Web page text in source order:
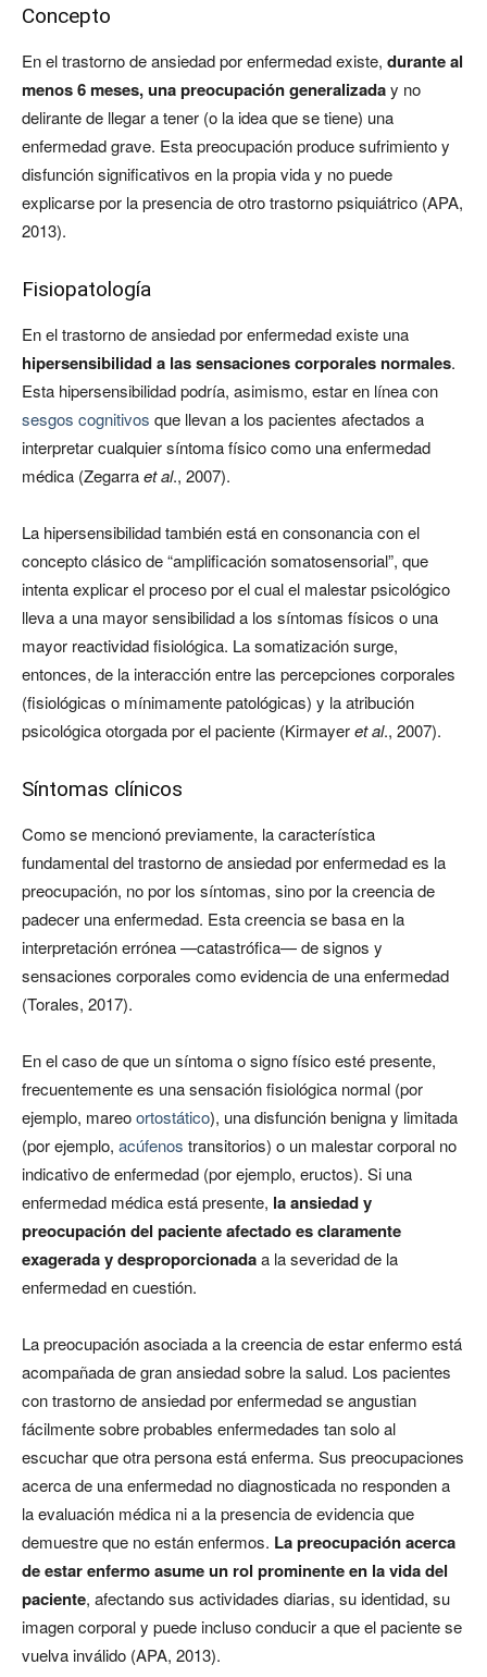
Concepto
En el trastorno de ansiedad por enfermedad existe, durante al
menos 6 meses, una preocupación generalizaday no
delirante de llegar a tener (o la idea que se tiene) una
enfermedad grave. Esta preocupación produce sufrimiento y
disfunción significativos en la propia vida y no puede
explicarse por la presencia de otro trastorno psiquiátrico (APA,
2013).
Fisiopatología
En el trastorno de ansiedad por enfermedad existe una
hipersensibilidad a las sensaciones corporales normales.
Esta hipersensibilidad podría, asimismo, estar en línea con
sesgos cognitivos que llevan a los pacientes afectados a
interpretar cualquier síntoma físico como una enfermedad
médica (Zegarraet al., 2007).
La hipersensibilidad también está en consonancia con el
concepto clásico de “amplificación somatosensorial”, que
intenta explicar el proceso por el cual el malestar psicológico
lleva a una mayor sensibilidad a los síntomas físicos o una
mayor reactividad fisiológica. La somatización surge,
entonces, de la interacción entre las percepciones corporales
(fisiológicas o mínimamente patológicas) y la atribución
psicológica otorgada por el paciente (Kirmayeret al., 2007).
Síntomas clínicos
Como se mencionó previamente, la característica
fundamental del trastorno de ansiedad por enfermedad es la
preocupación, no por los síntomas, sino por la creencia de
padecer una enfermedad. Esta creencia se basa en la
interpretación errónea —catastrófica— de signos y
sensaciones corporales como evidencia de una enfermedad
(Torales, 2017).
En el caso de que un síntoma o signo físico esté presente,
frecuentemente es una sensación fisiológica normal (por
ejemplo, mareoortostático), una disfunción benigna y limitada
(por ejemplo, acúfenos transitorios) o un malestar corporal no
indicativo de enfermedad (por ejemplo, eructos). Si una
enfermedad médica está presente, la ansiedad y
preocupación del paciente afectado es claramente
exagerada y desproporcionadaa la severidad de la
enfermedad en cuestión.
La preocupación asociada a la creencia de estar enfermo está
acompañada de gran ansiedad sobre la salud. Los pacientes
con trastorno de ansiedad por enfermedad se angustian
fácilmente sobre probables enfermedades tan solo al
escuchar que otra persona está enferma. Sus preocupaciones
acerca de una enfermedad no diagnosticada no responden a
la evaluación médica ni a la presencia de evidencia que
demuestre que no están enfermos. La preocupación acerca
de estar enfermo asume un rol prominente en la vida del
paciente, afectando sus actividades diarias, su identidad, su
imagen corporal y puede incluso conducir a que el paciente se
vuelva inválido (APA, 2013).